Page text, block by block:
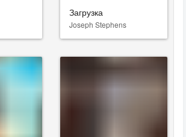
Загрузка
Joseph Stephens